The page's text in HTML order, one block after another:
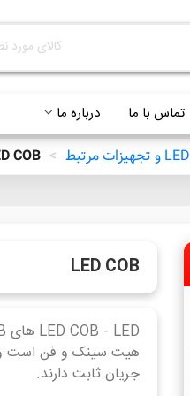
تماس با ما درباره ما
LED و تجهیزات مرتبط >
COB
LED COB
جریان ثابت دارند.